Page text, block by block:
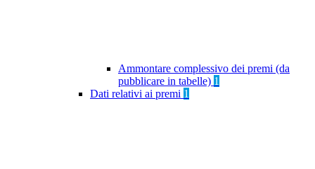
Ammontare complessivo dei premi (da
pubblicare in tabelle) 1
Dati relativi ai premi 1